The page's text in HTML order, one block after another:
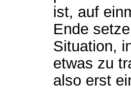
ist, auf
Ende
Situation,
etwas zu
also erst